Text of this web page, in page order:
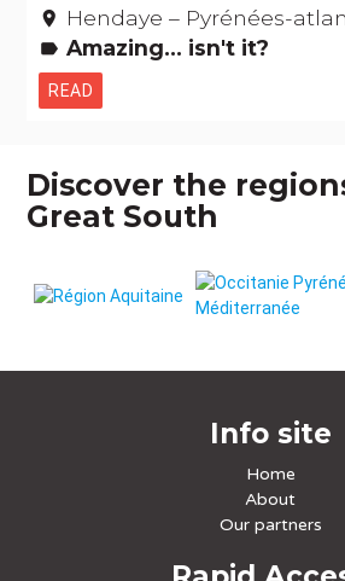
place Hendaye – Pyrénées-
label Amazing... isn't it?
READ
Discover the
Great South
Info site
Home
About
Our partners